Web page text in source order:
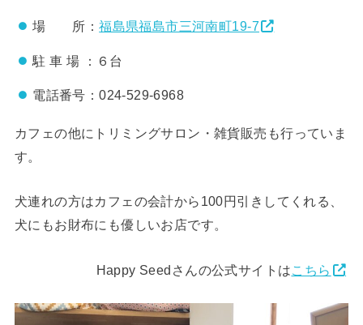
場 所：福島県福島市三河南町19-7
駐 車 場 ：６台
電話番号：024-529-6968
カフェの他にトリミングサロン・雑貨販売も行っていま
す。
犬連れの方はカフェの会計から100円引きしてくれる、
犬にもお財布にも優しいお店です。
Happy Seedさんの公式サイトはこちら